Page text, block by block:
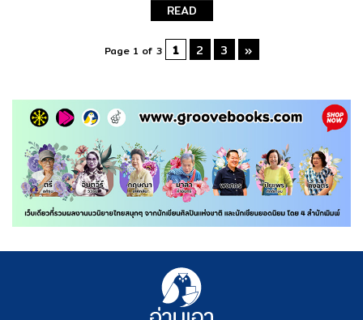
READ
Page 1 of 3 1 2 3 »